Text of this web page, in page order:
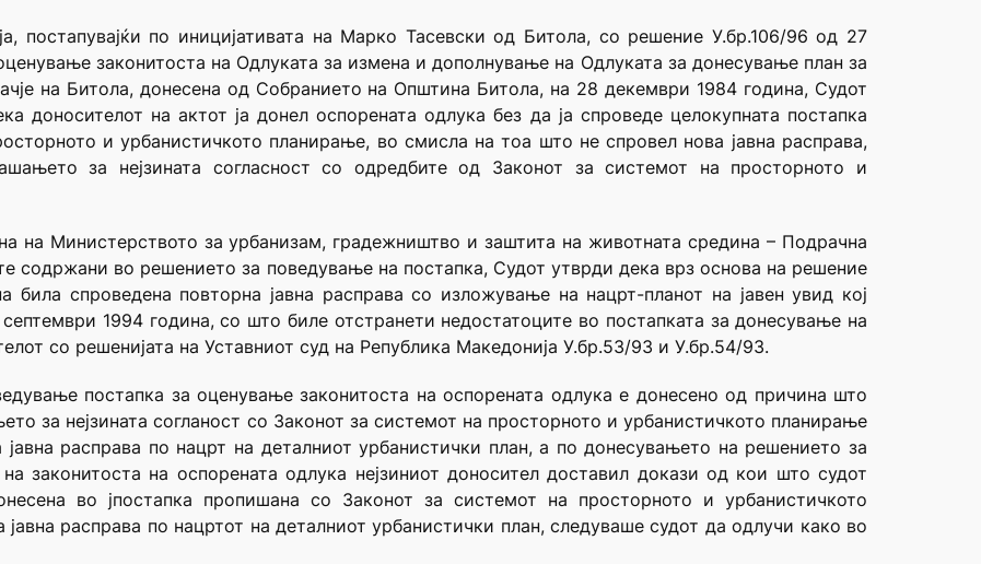
постапувајќи по иницијативата на Марко Тасевски од Битола, со решение У.бр.106/96 од 27
законитоста на Одлуката за измена и дополнување на Одлуката за донесување план за
на Битола, донесена од Собранието на Општина Битола, на 28 декември 1984 година, Судот
доносителот на актот ја донел оспорената одлука без да ја спроведе целокупната постапка
и урбанистичкото планирање, во смисла на тоа што не спровел нова јавна расправа,
за нејзината согласност со одредбите од Законот за системот на просторното и
на Министерството за урбанизам, градежништво и заштита на животната средина – Подрачна
содржани во решението за поведување на постапка, Судот утврди дека врз основа на решение
спроведена повторна јавна расправа со изложување на нацрт-планот на јавен увид кој
1994 година, со што биле отстранети недостатоците во постапката за донесување на
со решенијата на Уставниот суд на Република Македонија У.бр.53/93 и У.бр.54/93.
постапка за оценување законитоста на оспорената одлука е донесено од причина што
за нејзината согланост со Законот за системот на просторното и урбанистичкото планирање
расправа по нацрт на деталниот урбанистички план, а по донесувањето на решението за
законитоста на оспорената одлука нејзиниот доносител доставил докази од кои што судот
во јпостапка пропишана со Законот за системот на просторното и урбанистичкото
расправа по нацртот на деталниот урбанистички план, следуваше судот да одлучи како во